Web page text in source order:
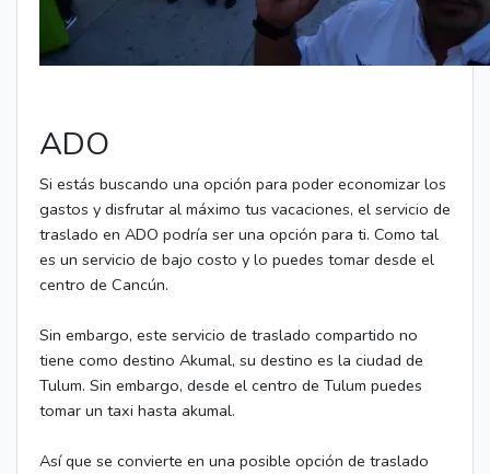
ADO
Si estás buscando una opción para poder economizar los
gastos y disfrutar al máximo tus vacaciones, el servicio de
traslado en ADO podría ser una opción para ti. Como tal
es un servicio de bajo costo y lo puedes tomar desde el
centro de Cancún.
Sin embargo, este servicio de traslado compartido no
tiene como destino Akumal, su destino es la ciudad de
Tulum. Sin embargo, desde el centro de Tulum puedes
tomar un taxi hasta akumal.
Así que se convierte en una posible opción de traslado